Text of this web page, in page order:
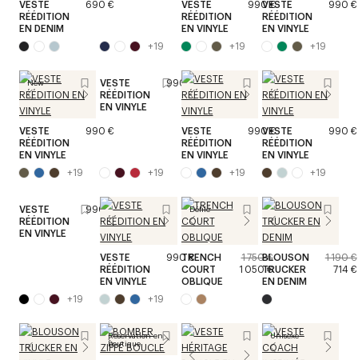
VESTE
RÉÉDITION
EN DENIM
690 €
+19
VESTE
RÉÉDITION
EN VINYLE
990 €
+19
VESTE
RÉÉDITION
EN VINYLE
990 €
+19
New
VESTE
RÉÉDITION
EN VINYLE
990 €
+19
VESTE
RÉÉDITION
EN VINYLE
990 €
+19
VESTE
RÉÉDITION
EN VINYLE
990 €
+19
VESTE
RÉÉDITION
EN VINYLE
990 €
+19
VESTE
RÉÉDITION
EN VINYLE
990 €
+19
VESTE
RÉÉDITION
EN VINYLE
990 €
+19
Défilé
TRENCH
COURT
OBLIQUE
1 750 €
1 050 €
BLOUSON
TRUCKER
EN DENIM
1 190 €
714 €
Réservation en
boutique
Unisexe